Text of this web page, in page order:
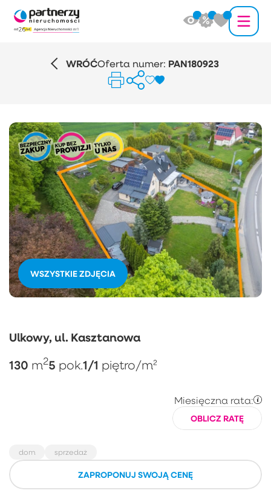
WRÓĆOferta numer: PAN180923
WSZYSTKIE ZDJĘCIA
Ulkowy, ul. Kasztanowa
130 m25 pok.1/1 piętro/m²
Miesięczna rata:
OBLICZ RATĘ
dom sprzedaż
ZAPROPONUJ SWOJĄ CENĘ